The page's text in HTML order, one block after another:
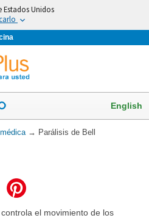
Estados Unidos
English
→ Parálisis de Bell
el movimiento de los